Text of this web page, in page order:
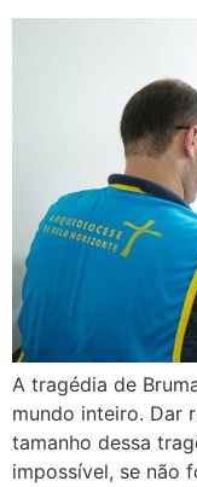
A tragédia de
mundo inteiro. Dar
tamanho dessa
impossível, se não